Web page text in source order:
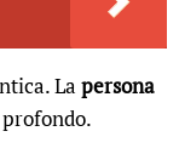
La persona